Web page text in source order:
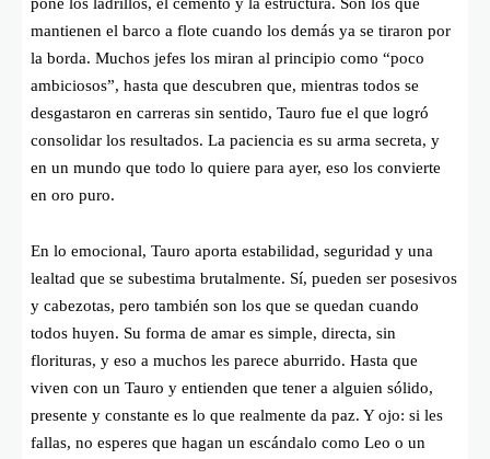
mantienen el barco a flote cuando los demás ya se tiraron por
la borda. Muchos jefes los miran al principio como “poco
ambiciosos”, hasta que descubren que, mientras todos se
desgastaron en carreras sin sentido, Tauro fue el que logró
consolidar los resultados. La paciencia es su arma secreta, y
en un mundo que todo lo quiere para ayer, eso los convierte
en oro puro.
En lo emocional, Tauro aporta estabilidad, seguridad y una
lealtad que se subestima brutalmente. Sí, pueden ser posesivos
y cabezotas, pero también son los que se quedan cuando
todos huyen. Su forma de amar es simple, directa, sin
florituras, y eso a muchos les parece aburrido. Hasta que
viven con un Tauro y entienden que tener a alguien sólido,
presente y constante es lo que realmente da paz. Y ojo: si les
fallas, no esperes que hagan un escándalo como Leo o un